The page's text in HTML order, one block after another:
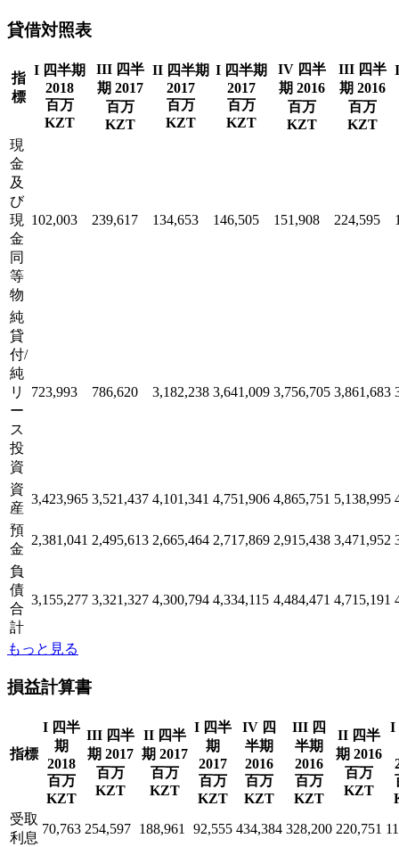
貸借対照表
指
標
I 四半期
2018
百万
KZT
III 四半
期 2017
百万
KZT
II 四半期
2017
百万
KZT
I 四半期
2017
百万
KZT
IV 四半
期 2016
百万
KZT
III 四半
期 2016
百万
KZT
現
金
及
び
現
金
同
等
物
102,003 239,617 134,653 146,505 151,908 224,595
純
貸
付/
純
リ
ー
ス
投
資
723,993 786,620 3,182,238 3,641,009 3,756,705 3,861,683
資
産
3,423,965 3,521,437 4,101,341 4,751,906 4,865,751 5,138,995
預
金
2,381,041 2,495,613 2,665,464 2,717,869 2,915,438 3,471,952
負
債
合
計
3,155,277 3,321,327 4,300,794 4,334,115 4,484,471 4,715,191
もっと見る
損益計算書
指標
I 四半
期
2018
百万
KZT
III 四半
期 2017
百万
KZT
II 四半
期 2017
百万
KZT
I 四半
期
2017
百万
KZT
IV 四
半期
2016
百万
KZT
III 四
半期
2016
百万
KZT
II 四半
期 2016
百万
KZT
I
受取
利息
70,763 254,597 188,961 92,555 434,384 328,200 220,751